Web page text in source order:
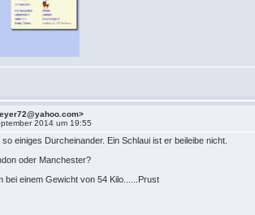
2014 um 19:55
einiges Durcheinander. Ein Schlaui ist er beileibe nicht.
oder Manchester?
bei einem Gewicht von 54 Kilo......Prust